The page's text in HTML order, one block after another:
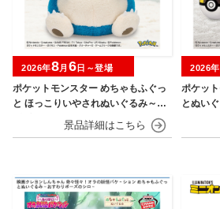
ポケットモンスター めちゃもふぐっ
と ほっこりいやされぬいぐるみ～カ
2026年8月 6日～登場
ポケッ
とぬい
スーパ
マスタ
2026年